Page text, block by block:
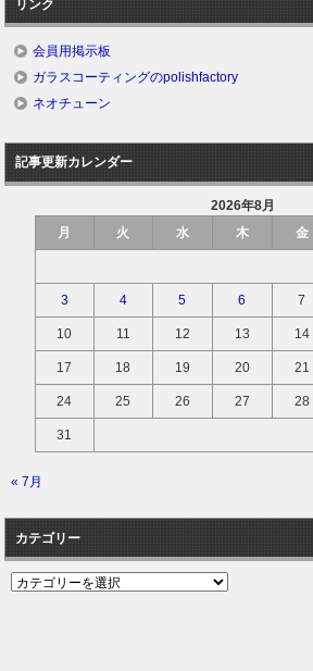
リンク
会員用掲示板
ガラスコーティングのpolishfactory
ネオチューン
記事更新カレンダー
2026年8月
月
火 水 木 金
3 4 5 6 7
10 11 12 13 14
17 18 19 20 21
24 25 26 27 28
31
« 7月
カテゴリー
カ